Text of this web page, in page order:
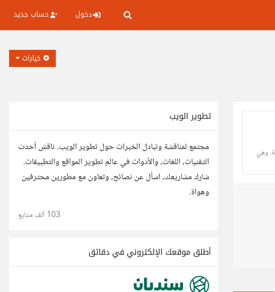
دخول حساب جديد
خيارات
وهي
تطوير الويب
مجتمع لمناقشة وتبادل الخبرات حول تطوير الويب. ناقش أحدث
التقنيات، اللغات، والأدوات في عالم تطوير المواقع والتطبيقات.
شارك مشاريعك، اسأل عن نصائح، وتعاون مع مطورين محترفين
وهواة.
103 ألف متابع
أطلق موقعك الإلكتروني في دقائق